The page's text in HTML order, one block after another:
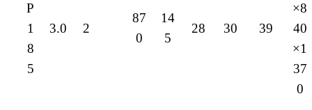
P
1
8
5
3.0 2
87
0
14
5
28 30 39
×8
40
×1
37
0